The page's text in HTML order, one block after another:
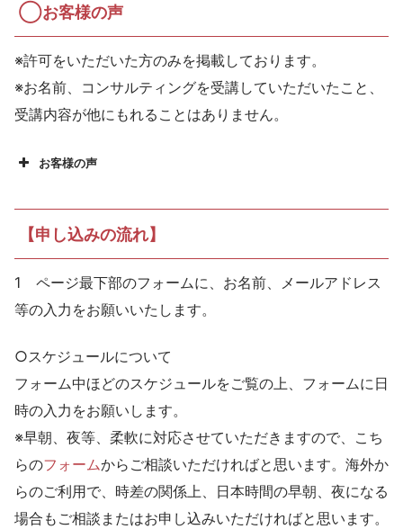
◯お客様の声
※許可をいただいた方のみを掲載しております。
※お名前、コンサルティングを受講していただいたこと、
受講内容が他にもれることはありません。
お客様の声
【申し込みの流れ】
1 ページ最下部のフォームに、お名前、メールアドレス
等の入力をお願いいたします。
○スケジュールについて
フォーム中ほどのスケジュールをご覧の上、フォームに日
時の入力をお願いします。
※早朝、夜等、柔軟に対応させていただきますので、こち
らのフォームからご相談いただければと思います。海外か
らのご利用で、時差の関係上、日本時間の早朝、夜になる
場合もご相談またはお申し込みいただければと思います。